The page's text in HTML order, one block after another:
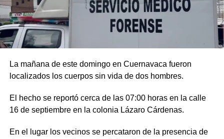
La mañana de este domingo en Cuernavaca fueron
localizados los cuerpos sin vida de dos hombres.
El hecho se reportó cerca de las 07:00 horas en la calle
16 de septiembre en la colonia Lázaro Cárdenas.
En el lugar los vecinos se percataron de la presencia de